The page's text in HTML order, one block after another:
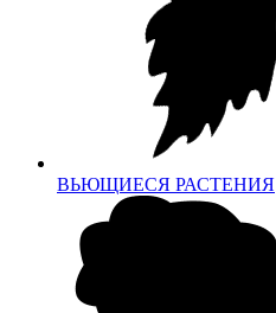
ВЬЮЩИЕСЯ РАСТЕНИЯ